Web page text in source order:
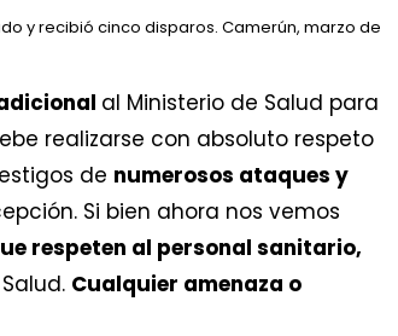
y recibió cinco disparos. Camerún, marzo de
al Ministerio de Salud para
realizarse con absoluto respeto
de numerosos ataques y
Si bien ahora nos vemos
respeten al personal sanitario,
Cualquier amenaza o